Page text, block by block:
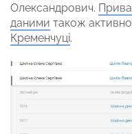
Олександрович.
даними також
Кременчуці.